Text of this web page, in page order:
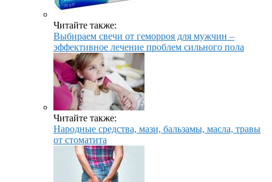
Читайте также:
Выбираем свечи от геморроя для мужчин –
эффективное лечение проблем сильного пола
Читайте также:
Народные средства, мази, бальзамы, масла, травы
от стоматита